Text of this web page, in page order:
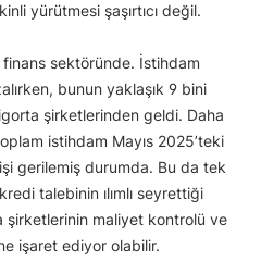
yürütmesi şaşırtıcı değil.
sektöründe. İstihdam
bunun yaklaşık 9 bini
şirketlerinden geldi. Daha
istihdam Mayıs 2025’teki
gerilemiş durumda. Bu da tek
talebinin ılımlı seyrettiği
şirketlerinin maliyet kontrolü ve
işaret ediyor olabilir.